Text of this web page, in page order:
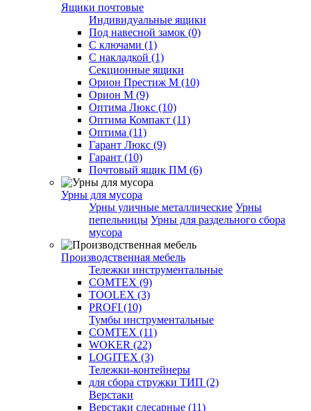
Ящики почтовые
Индивидуальные ящики
Под навесной замок (0)
С ключами (1)
С накладкой (1)
Секционные ящики
Орион Престиж М (10)
Орион М (9)
Оптима Люкс (10)
Оптима Компакт (11)
Оптима (11)
Гарант Люкс (9)
Гарант (10)
Почтовый ящик ПМ (6)
Урны для мусора
Урны уличные металлические Урны
пепельницы Урны для раздельного сбора
мусора
Производственная мебель
Тележки инструментальные
COMTEX (9)
TOOLEX (3)
PROFI (10)
Тумбы инструментальные
COMTEX (11)
WOKER (22)
LOGITEX (3)
Тележки-контейнеры
для сбора стружки ТИП (2)
Верстаки
Верстаки слесарные (11)